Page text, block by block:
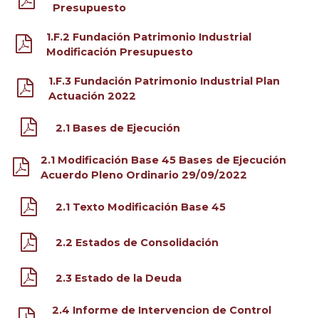
Presupuesto
1.F.2 Fundación Patrimonio Industrial
Modificación Presupuesto
1.F.3 Fundación Patrimonio Industrial Plan
Actuación 2022
2.1 Bases de Ejecución
2.1 Modificación Base 45 Bases de Ejecución
Acuerdo Pleno Ordinario 29/09/2022
2.1 Texto Modificación Base 45
2.2 Estados de Consolidación
2.3 Estado de la Deuda
2.4 Informe de Intervencion de Control